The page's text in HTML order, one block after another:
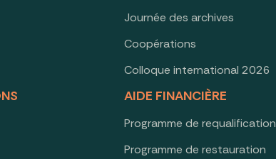
Journée des archives
Coopérations
Colloque international 2026
AIDE FINANCIÈRE
Programme de requalification
Programme de restauration